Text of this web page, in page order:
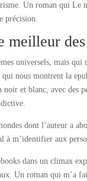
Un roman qui Le
précision.
meilleur
universels, mais
qui nous montrent la
et blanc, avec des
dont l’auteur a
à m’identifier aux
dans un climax
Un roman qui m’a